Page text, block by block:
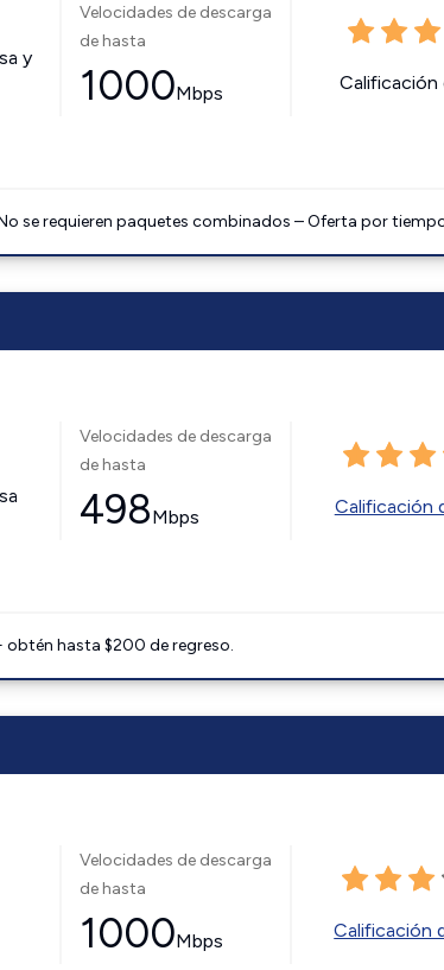
y
Velocidades de descarga
de hasta
1000Mbps Calificación
se requieren paquetes combinados – Oferta por
Velocidades de descarga
de hasta
498Mbps Calificación
obtén hasta $200 de regreso.
Velocidades de descarga
de hasta
1000Mbps Calificación